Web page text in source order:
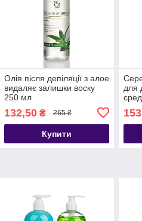
Олія після депіляції з алое
видаляє залишки воску
250 мл
132,50₴ 265 ₴
Купити
для
153